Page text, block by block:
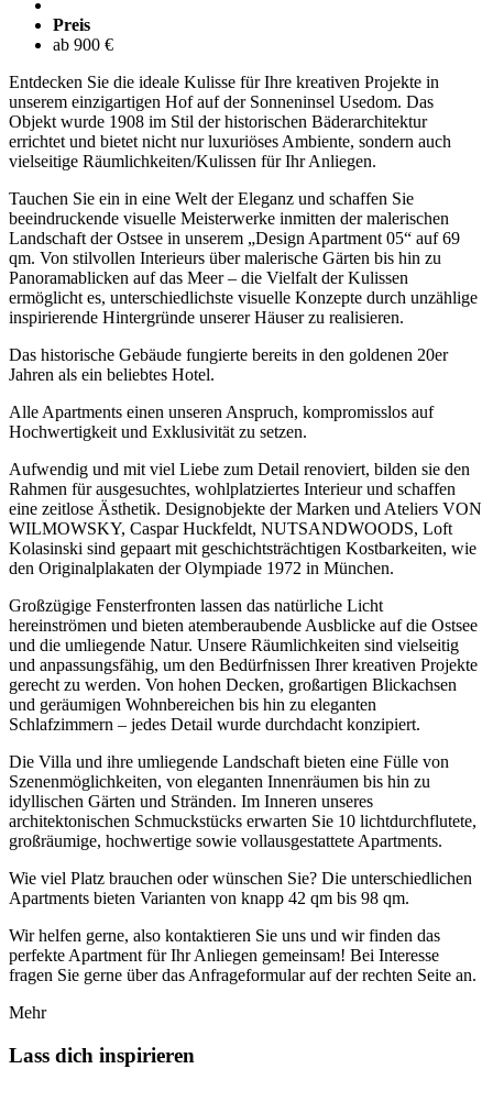
Preis
ab 900 €
Entdecken Sie die ideale Kulisse für Ihre kreativen Projekte in
unserem einzigartigen Hof auf der Sonneninsel Usedom. Das
Objekt wurde 1908 im Stil der historischen Bäderarchitektur
errichtet und bietet nicht nur luxuriöses Ambiente, sondern auch
vielseitige Räumlichkeiten/Kulissen für Ihr Anliegen.
Tauchen Sie ein in eine Welt der Eleganz und schaffen Sie
beeindruckende visuelle Meisterwerke inmitten der malerischen
Landschaft der Ostsee in unserem „Design Apartment 05“ auf 69
qm. Von stilvollen Interieurs über malerische Gärten bis hin zu
Panoramablicken auf das Meer – die Vielfalt der Kulissen
ermöglicht es, unterschiedlichste visuelle Konzepte durch unzählige
inspirierende Hintergründe unserer Häuser zu realisieren.
Das historische Gebäude fungierte bereits in den goldenen 20er
Jahren als ein beliebtes Hotel.
Alle Apartments einen unseren Anspruch, kompromisslos auf
Hochwertigkeit und Exklusivität zu setzen.
Aufwendig und mit viel Liebe zum Detail renoviert, bilden sie den
Rahmen für ausgesuchtes, wohlplatziertes Interieur und schaffen
eine zeitlose Ästhetik. Designobjekte der Marken und Ateliers VON
WILMOWSKY, Caspar Huckfeldt, NUTSANDWOODS, Loft
Kolasinski sind gepaart mit geschichtsträchtigen Kostbarkeiten, wie
den Originalplakaten der Olympiade 1972 in München.
Großzügige Fensterfronten lassen das natürliche Licht
hereinströmen und bieten atemberaubende Ausblicke auf die Ostsee
und die umliegende Natur. Unsere Räumlichkeiten sind vielseitig
und anpassungsfähig, um den Bedürfnissen Ihrer kreativen Projekte
gerecht zu werden. Von hohen Decken, großartigen Blickachsen
und geräumigen Wohnbereichen bis hin zu eleganten
Schlafzimmern – jedes Detail wurde durchdacht konzipiert.
Die Villa und ihre umliegende Landschaft bieten eine Fülle von
Szenenmöglichkeiten, von eleganten Innenräumen bis hin zu
idyllischen Gärten und Stränden. Im Inneren unseres
architektonischen Schmuckstücks erwarten Sie 10 lichtdurchflutete,
großräumige, hochwertige sowie vollausgestattete Apartments.
Wie viel Platz brauchen oder wünschen Sie? Die unterschiedlichen
Apartments bieten Varianten von knapp 42 qm bis 98 qm.
Wir helfen gerne, also kontaktieren Sie uns und wir finden das
perfekte Apartment für Ihr Anliegen gemeinsam! Bei Interesse
fragen Sie gerne über das Anfrageformular auf der rechten Seite an.
Mehr
Lass dich inspirieren